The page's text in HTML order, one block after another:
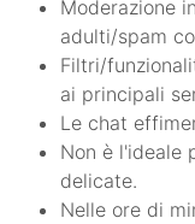
Moderazione
adulti/spam
Filtri/
ai principali
Le chat
Non è l'ideale
delicate.
Nelle ore di